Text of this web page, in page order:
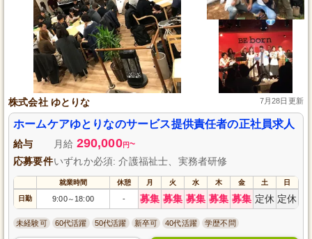
株式会社 ゆとりな 7月28日更新
ホームケアゆとりなのサービス提供責任者の正社員求人
給与 月給 290,000円~
応募要件いずれか必須: 介護福祉士、実務者研修
就業時間 休憩 月 火 水 木 金 土 日
日勤 9:00～ 18:00 - 募集 募集 募集 募集 募集 定休 定休
未経験可 60代活躍 50代活躍 新卒可 40代活躍 学歴不問